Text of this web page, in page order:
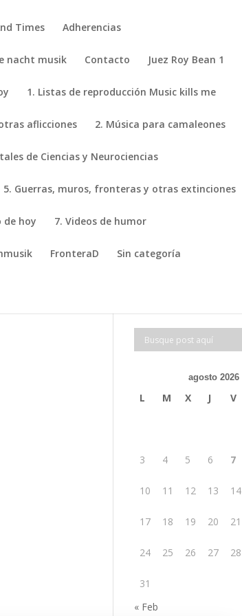
Times Adherencias
nacht musik Contacto Juez Roy Bean 1
1. Listas de reproducción Music kills me
aflicciones 2. Música para camaleones
de Ciencias y Neurociencias
5. Guerras, muros, fronteras y otras extinciones
de hoy 7. Videos de humor
FronteraD Sin categoría
agosto 2026
L M X J V
3 4 5 6 7
10 11 12 13 14
17 18 19 20 21
24 25 26 27 28
31
« Feb